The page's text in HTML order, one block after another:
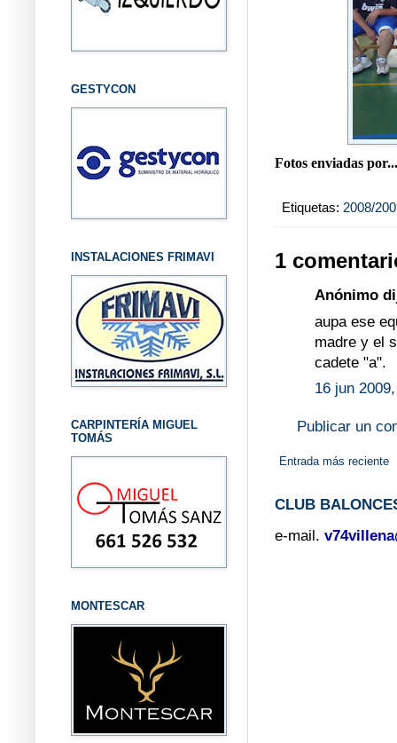
Fotos enviadas
Etiquetas: 2008/
1
Anónimo
aupa ese
madre y el
cadete "a".
16 jun
Publicar un
Entrada más reciente
CLUB
e-mail.
GESTYCON
INSTALACIONES FRIMAVI
CARPINTERÍA MIGUEL
TOMÁS
MONTESCAR